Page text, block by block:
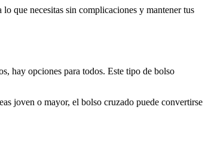
que necesitas sin complicaciones y mantener tus
hay opciones para todos. Este tipo de bolso
joven o mayor, el bolso cruzado puede convertirse